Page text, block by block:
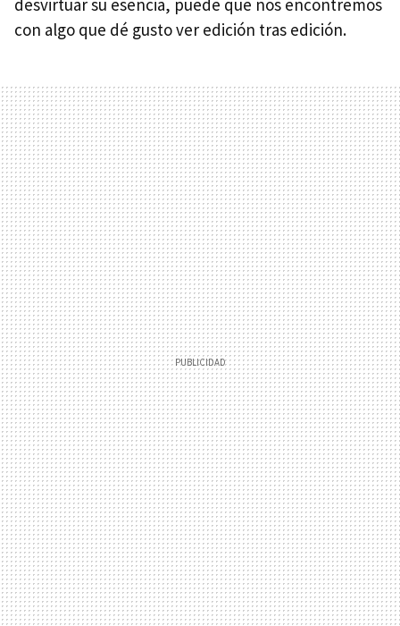
desvirtuar su esencia, puede que nos encontremos
con algo que dé gusto ver edición tras edición.